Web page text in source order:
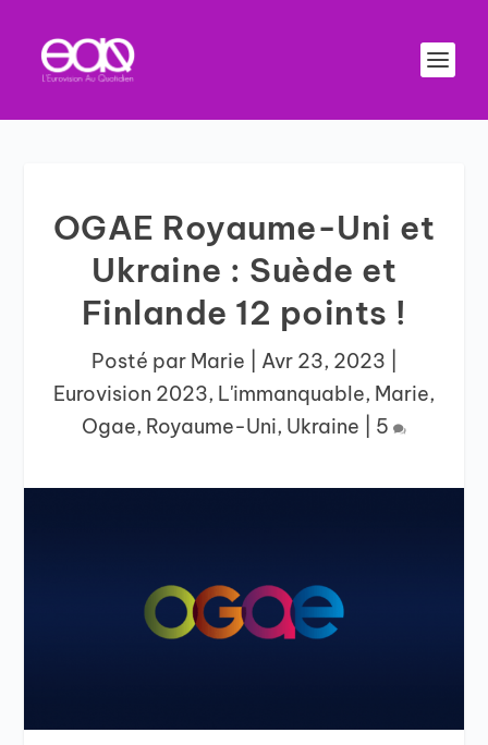
OGAE Royaume-Uni et
Ukraine : Suède et
Finlande 12 points !
Posté par Marie Avr 23, 2023
Eurovision 2023, L'immanquable, Marie,
Ogae, Royaume-Uni, Ukraine 5